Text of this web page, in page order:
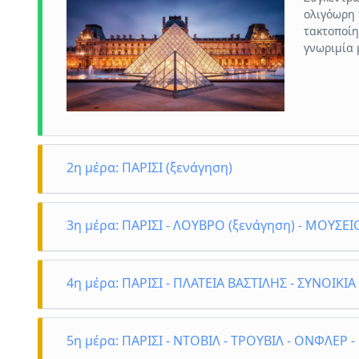
[/vc_column_text][/vc_column][/vc_row]
γνωριμία
2η μέρα: ΠΑΡΙΣΙ (ξενάγηση)
Πρωινό
του
του
γεγονότα
τις
Σατλέ,
3η μέρα: ΠΑΡΙΣΙ - ΛΟΥΒΡΟ (ξενάγηση) -
Πρωινό
ξενάγηση
4η μέρα: ΠΑΡΙΣΙ - ΠΛΑΤΕΙΑ ΒΑΣΤΙΛΗΣ -
Πρωινό
της
5η μέρα: ΠΑΡΙΣΙ - ΝΤΟΒΙΛ - ΤΡΟΥΒΙΛ - ΟΝΦΛΕΡ